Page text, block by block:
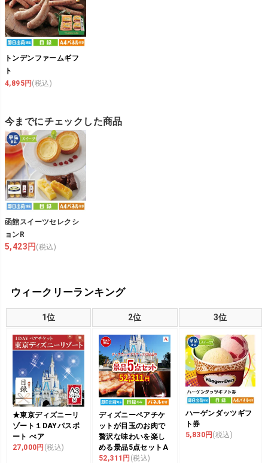
トンデンファームギフ
ト
4,895円(税込)
今までにチェックした商品
函館スイーツセレクシ
ョンR
5,423円 (税込)
ウィークリーランキング
1位 2位 3位
★東京ディズニーリ
ゾート１DAYパスポ
ート ぺア
27,000円 (税込)
ディズニーペアチケ
ットが目玉のお肉で
贅沢な味わいを楽し
める景品5点セットA
52,311円 (税込)
ハーゲンダッツギフ
ト券
5,830円(税込)